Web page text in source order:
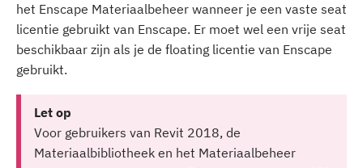
het Enscape Materiaalbeheer wanneer je een vaste seat
licentie gebruikt van Enscape. Er moet wel een vrije seat
beschikbaar zijn als je de floating licentie van Enscape
gebruikt.
Let op
Voor gebruikers van Revit 2018, de
Materiaalbibliotheek en het Materiaalbeheer